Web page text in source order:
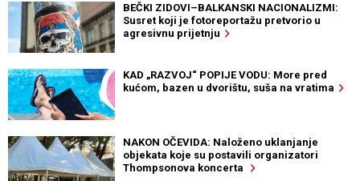
BEČKI ZIDOVI–BALKANSKI NACIONALIZMI:
Susret koji je fotoreportažu pretvorio u
agresivnu prijetnju
KAD „RAZVOJ“ POPIJE VODU: More pred
kućom, bazen u dvorištu, suša na vratima
NAKON OČEVIDA: Naloženo uklanjanje
objekata koje su postavili organizatori
Thompsonova koncerta